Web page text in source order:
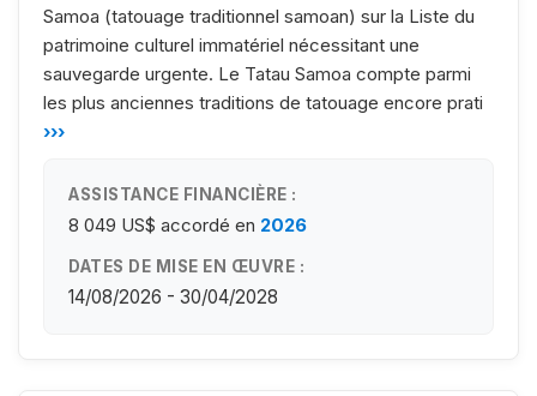
Samoa (tatouage traditionnel samoan) sur la Liste du
patrimoine culturel immatériel nécessitant une
sauvegarde urgente. Le Tatau Samoa compte parmi
les plus anciennes traditions de tatouage encore prati
›››
ASSISTANCE FINANCIÈRE :
8 049 US$ accordé en 2026
DATES DE MISE EN ŒUVRE :
14/08/2026 - 30/04/2028